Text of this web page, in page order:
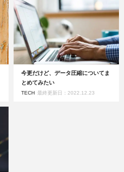
今更だけど、データ圧縮についてま
とめてみたい
TECH 最終更新日：2022.12.23